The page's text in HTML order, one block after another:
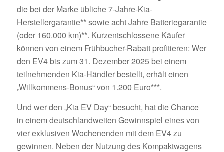
die bei der Marke übliche 7-Jahre-Kia-
Herstellergarantie** sowie acht Jahre Batteriegarantie
(oder 160.000 km)**. Kurzentschlossene Käufer
können von einem Frühbucher-Rabatt profitieren: Wer
den EV4 bis zum 31. Dezember 2025 bei einem
teilnehmenden Kia-Händler bestellt, erhält einen
„Willkommens-Bonus“ von 1.200 Euro***.
Und wer den „Kia EV Day“ besucht, hat die Chance
in einem deutschlandweiten Gewinnspiel eines von
vier exklusiven Wochenenden mit dem EV4 zu
gewinnen. Neben der Nutzung des Kompaktwagens